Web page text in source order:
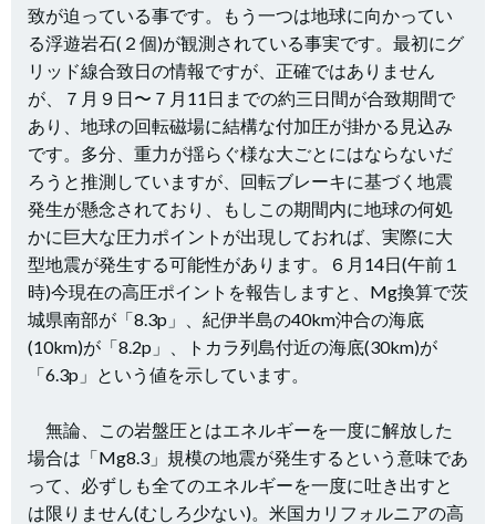
致が迫っている事です。もう一つは地球に向かってい
る浮遊岩石(２個)が観測されている事実です。最初にグ
リッド線合致日の情報ですが、正確ではありません
が、７月９日〜７月11日までの約三日間が合致期間で
あり、地球の回転磁場に結構な付加圧が掛かる見込み
です。多分、重力が揺らぐ様な大ごとにはならないだ
ろうと推測していますが、回転ブレーキに基づく地震
発生が懸念されており、もしこの期間内に地球の何処
かに巨大な圧力ポイントが出現しておれば、実際に大
型地震が発生する可能性があります。６月14日(午前１
時)今現在の高圧ポイントを報告しますと、Mg換算で茨
城県南部が「8.3p」、紀伊半島の40km沖合の海底
(10km)が「8.2p」、トカラ列島付近の海底(30km)が
「6.3p」という値を示しています。
無論、この岩盤圧とはエネルギーを一度に解放した
場合は「Mg8.3」規模の地震が発生するという意味であ
って、必ずしも全てのエネルギーを一度に吐き出すと
は限りません(むしろ少ない)。米国カリフォルニアの高